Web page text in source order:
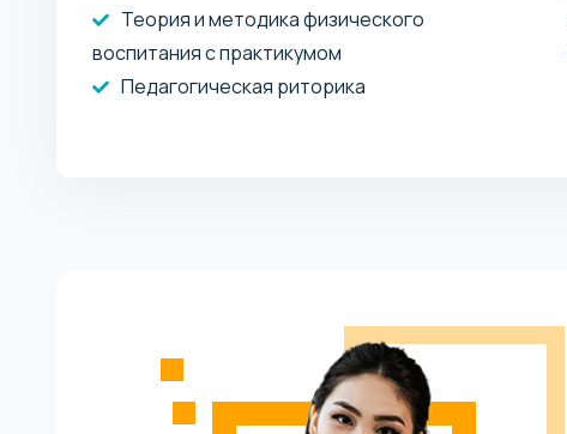
Теория и методика физического
воспитания с практикумом
Педагогическая риторика